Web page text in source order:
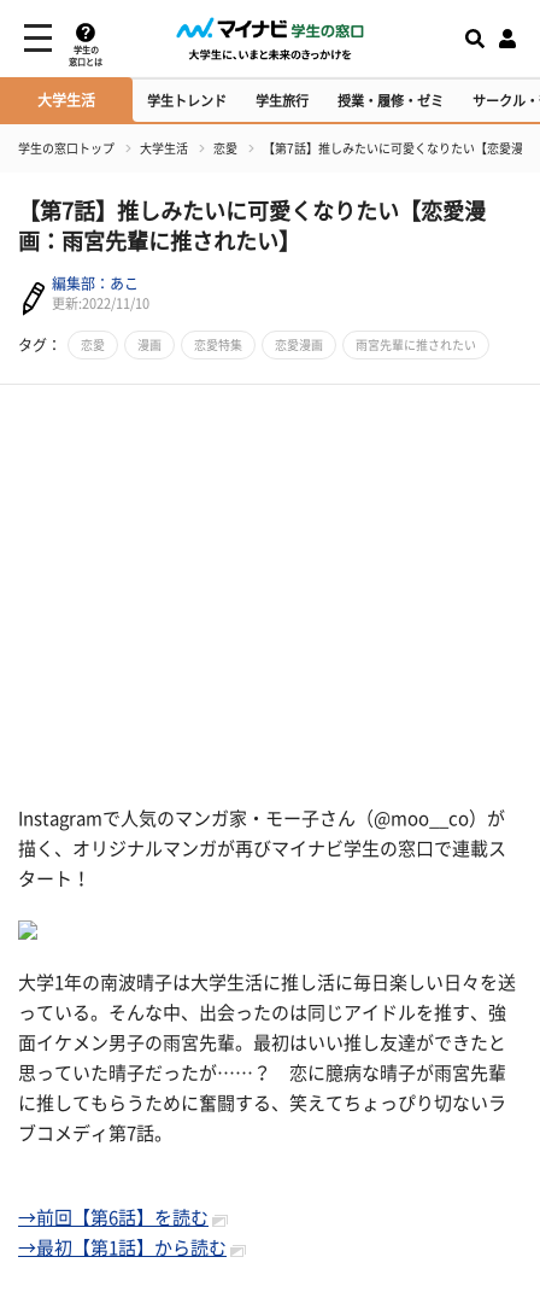
学生の
窓口とは
大学生活 学生トレンド 学生旅行 授業・履修・ゼミ サークル
学生の窓口トップ 大学生活 恋愛 【第7話】推しみたいに可愛くなりたい【恋愛漫
【第7話】推しみたいに可愛くなりたい【恋愛漫
画：雨宮先輩に推されたい】
編集部：あこ
更新:2022/11/10
タグ： 恋愛 漫画 恋愛特集 恋愛漫画 雨宮先輩に推されたい
Instagramで人気のマンガ家・モー子さん（@moo__co）が
描く、オリジナルマンガが再びマイナビ学生の窓口で連載ス
タート！
大学1年の南波晴子は大学生活に推し活に毎日楽しい日々を送
っている。そんな中、出会ったのは同じアイドルを推す、強
面イケメン男子の雨宮先輩。最初はいい推し友達ができたと
思っていた晴子だったが……？ 恋に臆病な晴子が雨宮先輩
に推してもらうために奮闘する、笑えてちょっぴり切ないラ
ブコメディ第7話。
→前回【第6話】を読む
→最初【第1話】から読む